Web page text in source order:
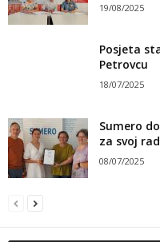
19/08/2025
Posjeta
Petrovcu
18/07/2025
Sumero
za svoj
08/07/2025